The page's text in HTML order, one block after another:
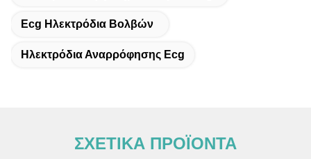
Ecg Ηλεκτρόδια Βολβών
Ηλεκτρόδια Αναρρόφησης Ecg
ΣΧΕΤΙΚΑ ΠΡΟΪΟΝΤΑ